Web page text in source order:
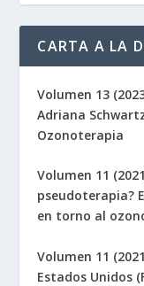
CARTA A LA
Volumen 13
Adriana
Ozonoterapia
Volumen 11
pseudoterapia?
en torno al
Volumen 11
Estados Unidos